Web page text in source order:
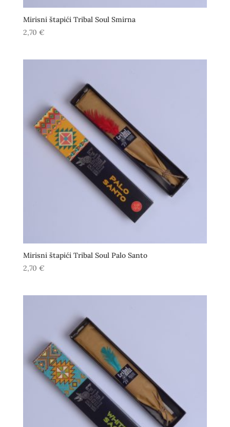
Mirisni štapići Tribal Soul Smirna
2,70 €
Mirisni štapići Tribal Soul Palo Santo
2,70 €